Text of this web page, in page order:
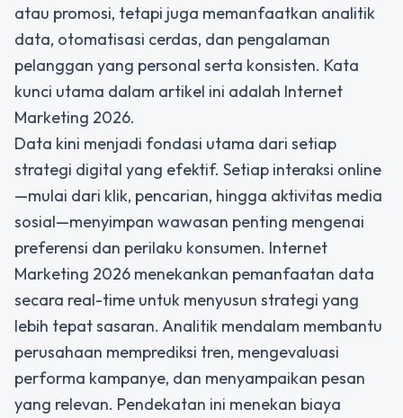
atau promosi, tetapi juga memanfaatkan analitik
data, otomatisasi cerdas, dan pengalaman
pelanggan yang personal serta konsisten. Kata
kunci utama dalam artikel ini adalah Internet
Marketing 2026.
Data kini menjadi fondasi utama dari setiap
strategi digital yang efektif. Setiap interaksi online
—mulai dari klik, pencarian, hingga aktivitas media
sosial—menyimpan wawasan penting mengenai
preferensi dan perilaku konsumen. Internet
Marketing 2026 menekankan pemanfaatan data
secara real-time untuk menyusun strategi yang
lebih tepat sasaran. Analitik mendalam membantu
perusahaan memprediksi tren, mengevaluasi
performa kampanye, dan menyampaikan pesan
yang relevan. Pendekatan ini menekan biaya